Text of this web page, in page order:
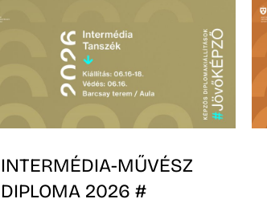
INTERMÉDIA-MŰVÉSZ
DIPLOMA 2026 #